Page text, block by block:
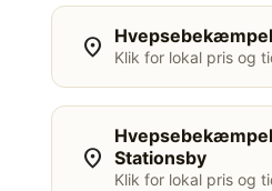
location_on Klik for lokal pris og
location_on Stationsby
Klik for lokal pris og